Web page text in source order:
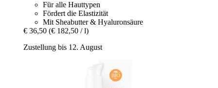
Für alle Hauttypen
Fördert die Elastizität
Mit Sheabutter & Hyaluronsäure
€ 36,50 (€ 182,50 / l)
Zustellung bis 12. August